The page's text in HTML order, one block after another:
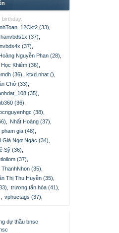
(33)
hanvbds1x (37)
(37)
Nguyễn Phan (28)
Học Khiêm (36)
(36) ktxd.nhat ()
Chớ (33)
(35)
(36)
(38)
Nhất Hoàng (37)
pham gia (48)
Già Ngơ Ngác (34)
Sỹ (36)
(37)
ThanhNhon (35)
Thị Thu Huyền (35)
trương tấn hóa (41)
vphuctags (37)
dự thầu bnsc